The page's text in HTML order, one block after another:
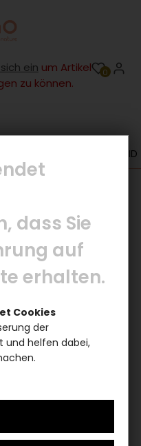
ein um Artikel
zu können.
0
HYALURON BOOSTER FLUID
dass Sie
auf
erhalten.
Cookies
der
und helfen dabei,